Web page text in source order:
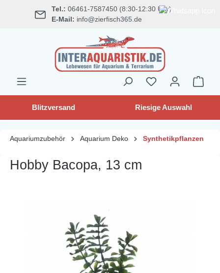
springen Tel.: 06461-7587450 (8:30-12:30 Uhr)
E-Mail: info@zierfisch365.de
Blitzversand Riesige Auswahl
Aquariumzubehör Aquarium Deko Synthetikpflanzen
Hobby Bacopa, 13 cm